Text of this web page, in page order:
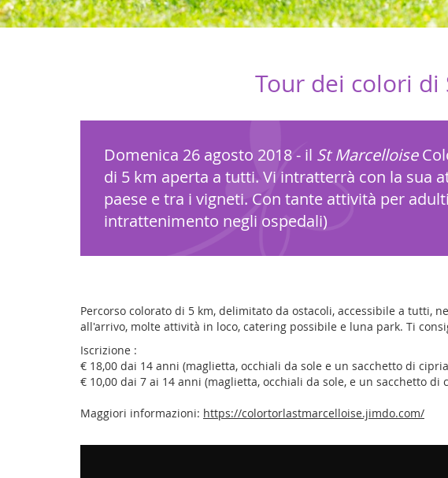
Tour dei colori di
Domenica 26 agosto 2018 - il St Marcelloise
di 5 km aperta a tutti. Vi intratterrà con la sua
paese e tra i vigneti. Con tante attività per
intrattenimento negli ospedali)
Percorso colorato di 5 km, delimitato da ostacoli, accessibile a tutti,
all'arrivo, molte attività in loco, catering possibile e luna park. Ti
Iscrizione :
€ 18,00 dai 14 anni (maglietta, occhiali da sole e un sacchetto di
€ 10,00 dai 7 ai 14 anni (maglietta, occhiali da sole, e un sacchetto di
Maggiori informazioni: https://colortorlastmarcelloise.jimdo.com/